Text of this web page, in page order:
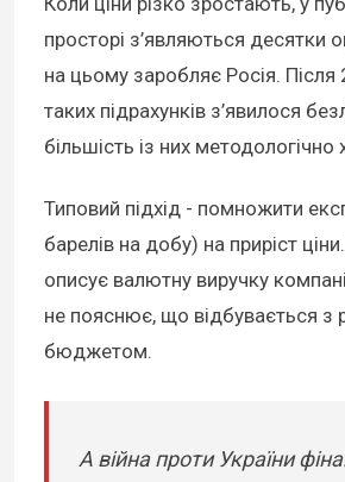
просторі з’являються десятки
на цьому заробляє Росія.
таких підрахунків з’явилося
більшість із них методологічно
Типовий підхід - помножити
барелів на добу) на приріст
описує валютну виручку
не пояснює, що відбувається з
бюджетом.
А війна проти України